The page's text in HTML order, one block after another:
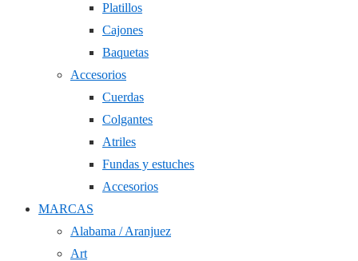
Platillos
Cajones
Baquetas
Accesorios
Cuerdas
Colgantes
Atriles
Fundas y estuches
Accesorios
MARCAS
Alabama / Aranjuez
Art